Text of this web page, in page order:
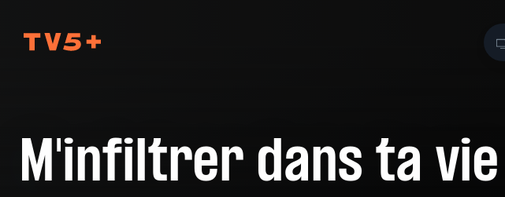
M'infiltrer dans ta vie